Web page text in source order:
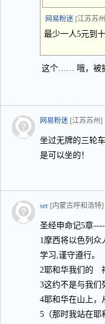
网易粉迷 [江苏苏
最少一人5元到十
这个…… 哦，被
网易粉迷 [江苏苏州]
坐过无牌的三轮
是可以坐的！
ser [内蒙古呼和浩特]
圣经申命记5章
1摩西将以色列众
学习,谨守遵行。
2耶和华我们的
3这约不是与我们
4耶和华在山上，
5（那时我站在耶